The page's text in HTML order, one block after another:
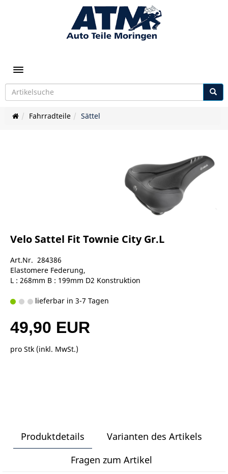
Toggle navigation
Fahrradteile Sättel
Velo Sattel Fit Townie City Gr.L
Art.Nr. 284386
Elastomere Federung,
L : 268mm B : 199mm D2 Konstruktion
lieferbar in 3-7 Tagen
49,90 EUR
pro Stk (inkl. MwSt.)
Produktdetails
Varianten des Artikels
Fragen zum Artikel